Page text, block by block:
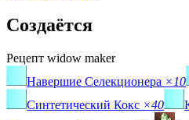
Создаётся
Рецепт widow maker
Навершие Селекционера ×10
Синтетический Кокс ×40